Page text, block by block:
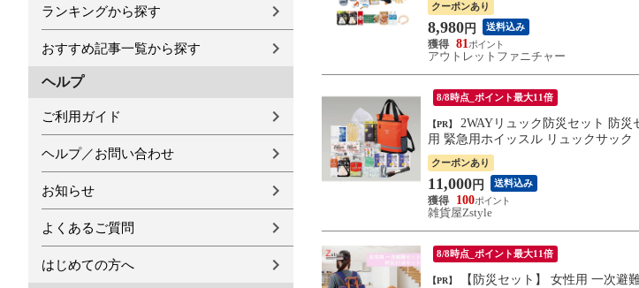
ランキングから探す
おすすめ記事一覧から探す
ヘルプ
ご利用ガイド
ヘルプ／お問い合わせ
お知らせ
よくあるご質問
はじめての方へ
クーポンあり
8,980 円 送料込み
81
アウトレットファニチャー
8/8時点_ポイント最大11倍
【PR】
用 緊急用ホイッスル リュックサッ
クーポンあり
11,000 円 送料込み
100
雑貨屋Zstyle
8/8時点_ポイント最大11倍
【PR】 【防災セット】 女性用 一次避